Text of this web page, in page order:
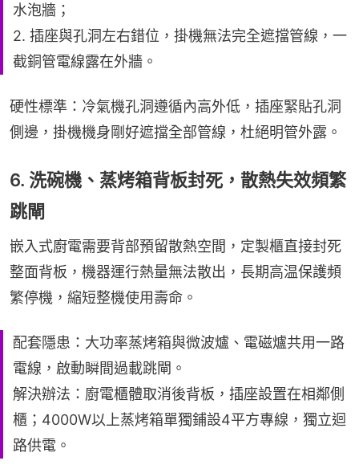
水泡牆；
2. 插座與孔洞左右錯位，掛機無法完全遮擋管線，一
截銅管電線露在外牆。
硬性標準：冷氣機孔洞遵循內高外低，插座緊貼孔洞
側邊，掛機機身剛好遮擋全部管線，杜絕明管外露。
6. 洗碗機、蒸烤箱背板封死，散熱失效頻繁
跳閘
嵌入式廚電需要背部預留散熱空間，定製櫃直接封死
整面背板，機器運行熱量無法散出，長期高温保護頻
繁停機，縮短整機使用壽命。
配套隱患：大功率蒸烤箱與微波爐、電磁爐共用一路
電線，啟動瞬間過載跳閘。
解決辦法：廚電櫃體取消後背板，插座設置在相鄰側
櫃；4000W以上蒸烤箱單獨鋪設4平方專線，獨立迴
路供電。